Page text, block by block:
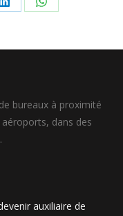
Partager
LinkedIn
Partager
WhatsApp
bureaux à proximité
dans des
auxiliaire de